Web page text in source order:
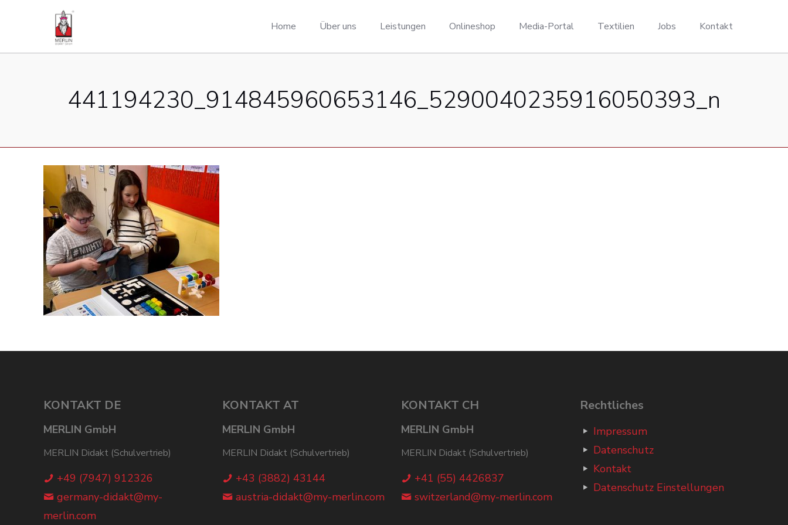
Home Über uns Leistungen Onlineshop Media-Portal Textilien Jobs Kontakt
441194230_914845960653146_5290040235916050393_n
KONTAKT DE
MERLIN GmbH
MERLIN Didakt (Schulvertrieb)
+49 (7947) 912326
germany-didakt@my-
merlin.com
KONTAKT AT
MERLIN GmbH
MERLIN Didakt (Schulvertrieb)
+43 (3882) 43144
austria-didakt@my-merlin.com
KONTAKT CH
MERLIN GmbH
MERLIN Didakt (Schulvertrieb)
+41 (55) 4426837
switzerland@my-merlin.com
Rechtliches
Impressum
Datenschutz
Kontakt
Datenschutz Einstellungen